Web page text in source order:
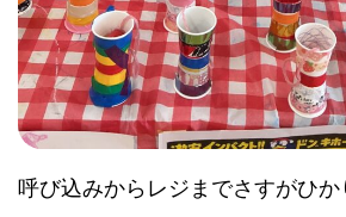
呼び込みからレジまでさすがひか